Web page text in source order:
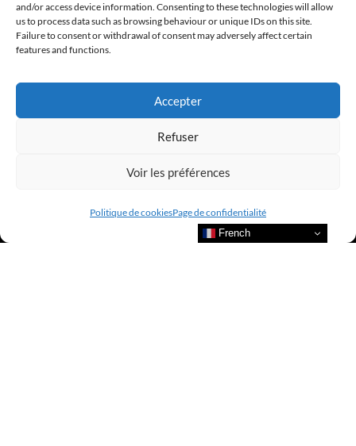
and/or access device information. Consenting to these technologies will allow
us to process data such as browsing behaviour or unique IDs on this site.
Failure to consent or withdrawal of consent may adversely affect certain
features and functions.
Accepter
Refuser
Voir les préférences
Politique de cookiesPage de confidentialité
@clubamilcar
LUXURY SELECTIONS BY CLUB AMILCAR
French